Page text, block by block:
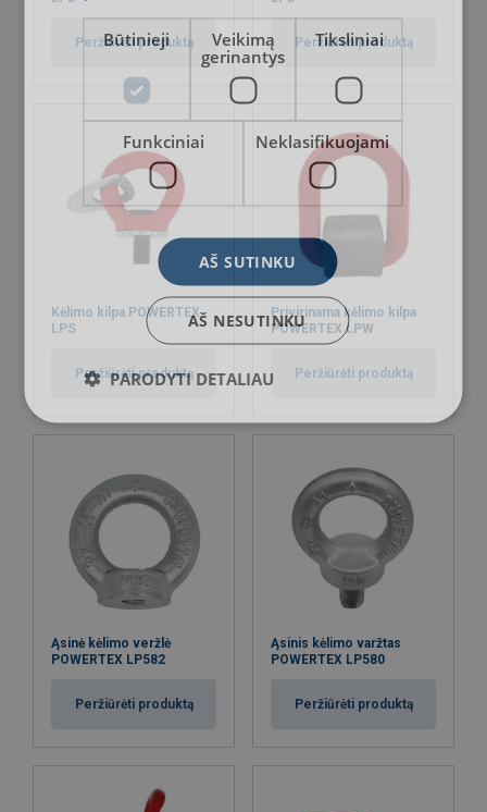
Peržiūrėti produktą Peržiūrėti produktą
Kėlimo kilpa POWERTEX
LPS
Peržiūrėti produktą
Privirinama kėlimo kilpa
POWERTEX LPW
Peržiūrėti produktą
Ąsinė kėlimo veržlė
POWERTEX LP582
Peržiūrėti produktą
Ąsinis kėlimo varžtas
POWERTEX LP580
Peržiūrėti produktą
Būtinieji
Veikimą
gerinantys
Tiksliniai
Funkciniai Neklasifikuojami
AŠ SUTINKU
AŠ NESUTINKU
PARODYTI DETALIAU